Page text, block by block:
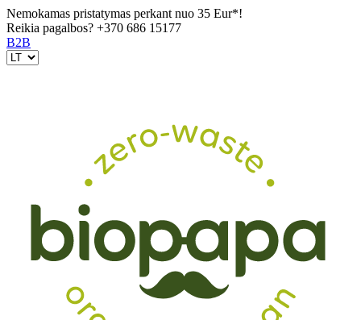
Nemokamas pristatymas perkant nuo 35 Eur*!
Reikia pagalbos? +370 686 15177
B2B